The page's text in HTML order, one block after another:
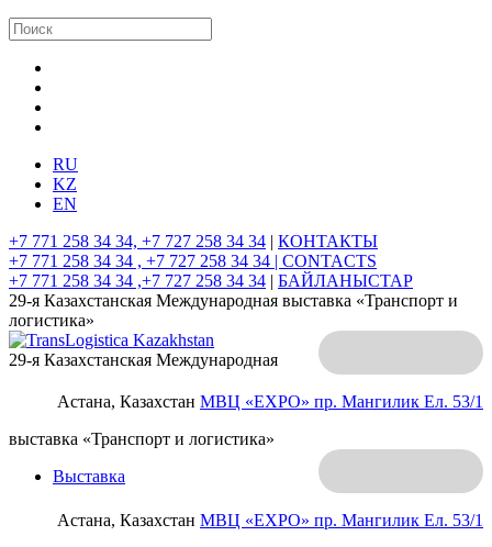
RU
KZ
EN
+7 771 258 34 34, +7 727 258 34 34 | КОНТАКТЫ
+7 771 258 34 34 , +7 727 258 34 34 | CONTACTS
+7 771 258 34 34 ,+7 727 258 34 34 | БАЙЛАНЫСТАР
29-я Казахстанская Международная выставка «Транспорт и
логистика»
Астана, Казахстан МВЦ «EXPO» пр. Мангилик Ел. 53/1
29-я Казахстанская Международная
выставка «Транспорт и логистика»
Астана, Казахстан МВЦ «EXPO» пр. Мангилик Ел. 53/1
Выставка